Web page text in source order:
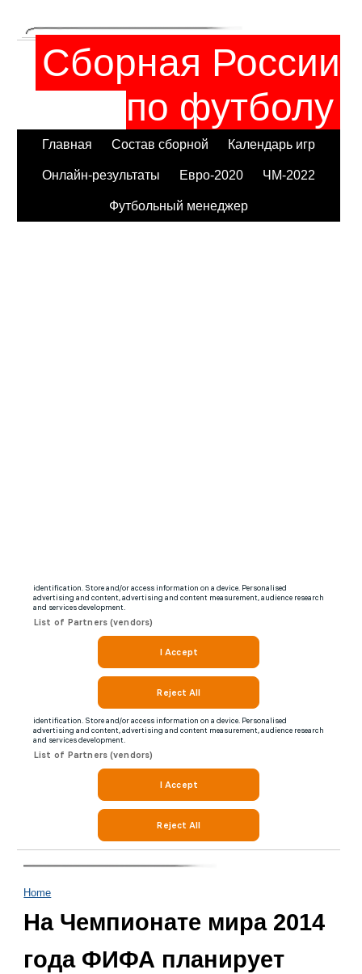
Сборная России
по футболу
Главная Состав сборной Календарь игр
Онлайн-результаты Евро-2020 ЧМ-2022
Футбольный менеджер
Home
На Чемпионате мира 2014
года ФИФА планирует